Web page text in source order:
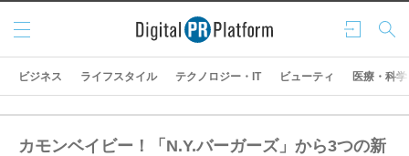
ログ
イン
検索
メニ
ュー
ビジネス ライフスタイル テクノロジー・IT ビューティ 医療・科学
カモンベイビー！「N.Y.バーガーズ」から3つの新